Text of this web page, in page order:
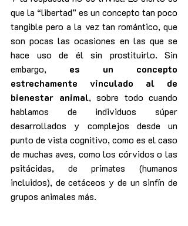
que la “libertad” es un concepto tan poco
tangible pero a la vez tan romántico, que
son pocas las ocasiones en las que se
hace uso de él sin prostituirlo. Sin
embargo, es un concepto
estrechamente vinculado al de
bienestar animal, sobre todo cuando
hablamos de individuos súper
desarrollados y complejos desde un
punto de vista cognitivo, como es el caso
de muchas aves, como los córvidos o las
psitácidas, de primates (humanos
incluidos), de cetáceos y de un sinfín de
grupos animales más.